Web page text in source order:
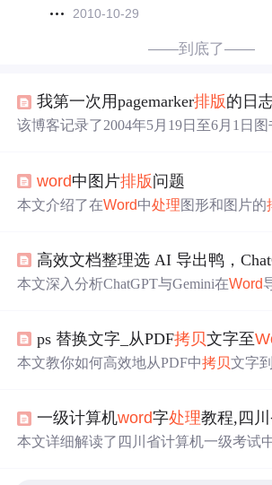
2010-10-29
——到底了——
我第一次用pagemarker排版的日
该博客记录了2004年5月19日至6月1日图
题并进行处理 ，还涉及BT下载、侧边
容。
word中图片排版问题
本文介绍了在Word中处理图形和图片的
Word中，以实现更好的排版效果和版权
显示不全的情况，可通过调整段落行间
本文深入分析ChatGPT与Gemini在Word
自动化导出路径。重点介绍AI导出鸭插
兼容、样式自动注入、LaTeX公式与代
ps 替换文字_从PDF拷贝文字至
本文教你如何高效地从PDF中拷贝文字
阅读器特性，轻松应对双栏分布PDF的
一级计算机word字处理教程,四
本文详细解读了四川省计算机一级考试